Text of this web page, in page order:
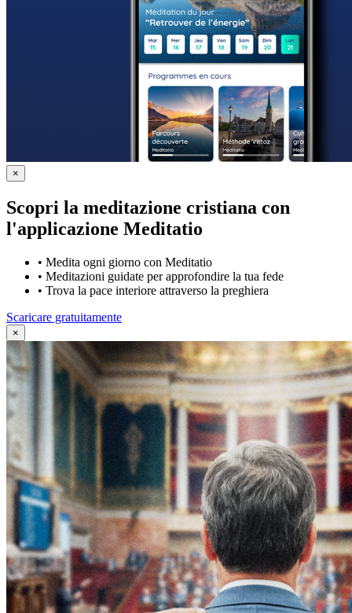
×
Scopri la meditazione cristiana con
l'applicazione Meditatio
• Medita ogni giorno con Meditatio
• Meditazioni guidate per approfondire la tua fede
• Trova la pace interiore attraverso la preghiera
Scaricare gratuitamente
×